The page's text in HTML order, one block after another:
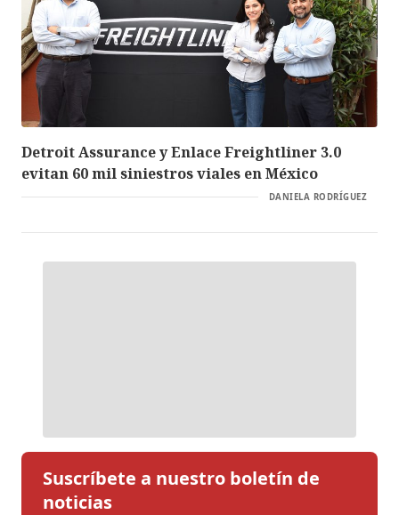
Detroit Assurance y Enlace Freightliner 3.0
evitan 60 mil siniestros viales en México
DANIELA RODRÍGUEZ
Suscríbete a nuestro boletín de
noticias